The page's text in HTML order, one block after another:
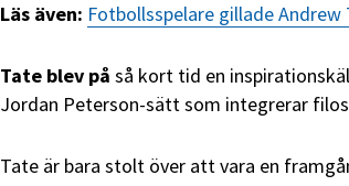
Läs även: Fotbollsspelare gillade
Tate blev på så kort tid en
Jordan Peterson-sätt som integrerar
Tate är bara stolt över att vara en